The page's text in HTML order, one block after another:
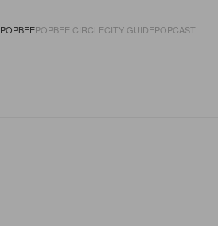
POPBEEPOPBEE CIRCLECITY GUIDEPOPCAST